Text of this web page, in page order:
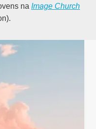
na Image Church